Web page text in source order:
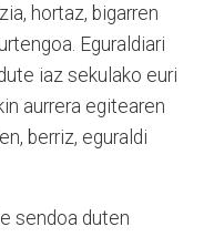
hortaz, bigarren
Eguraldiari
iaz sekulako euri
aurrera egitearen
berriz, eguraldi
sendoa duten